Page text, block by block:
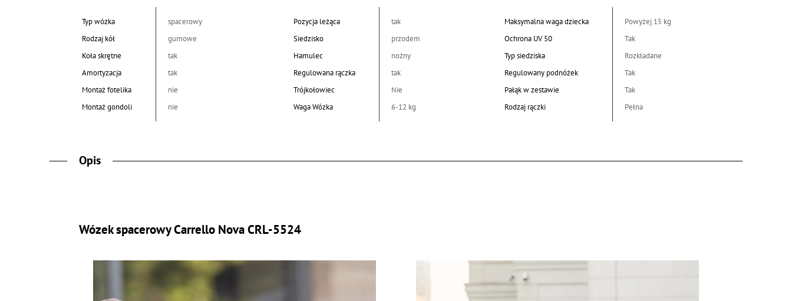
Typ wózka
spacerowy
Rodzaj kół
gumowe
Koła skrętne
tak
Amortyzacja
tak
Montaż fotelika
nie
Montaż gondoli
nie
Pozycja leżąca
tak
Siedzisko
przodem
Hamulec
nożny
Regulowana rączka
tak
Trójkołowiec
Nie
Waga Wózka
6-12 kg
Maksymalna waga dziecka
Powyżej 15 kg
Ochrona UV 50
Tak
Typ siedziska
Rozkładane
Regulowany podnóżek
Tak
Pałąk w zestawie
Tak
Rodzaj rączki
Pełna
Opis
Wózek spacerowy Carrello Nova CRL-5524